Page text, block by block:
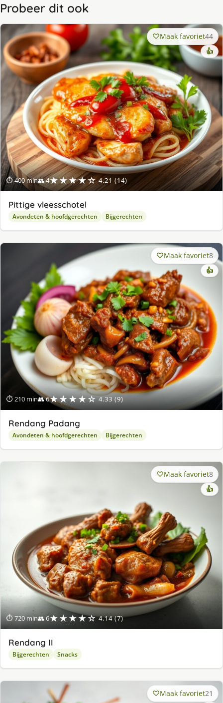
Probeer dit ook
⏱ 400 min👥 4★★★★☆ 4.21 (14)
Maak favoriet44
👍
Pittige vleesschotel
Avondeten & hoofdgerechten Bijgerechten
⏱ 210 min👥 6★★★★☆ 4.33 (9)
Maak favoriet8
👍
Rendang Padang
Avondeten & hoofdgerechten Bijgerechten
⏱ 720 min👥 6★★★★☆ 4.14 (7)
Maak favoriet8
👍
Rendang II
Bijgerechten Snacks
Maak favoriet21